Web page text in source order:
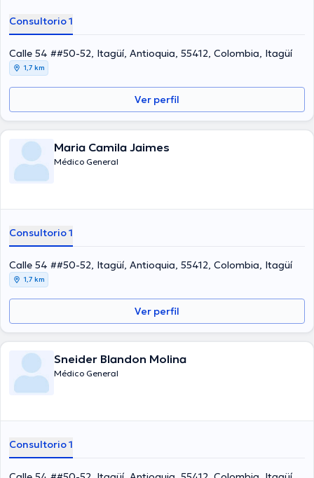
Consultorio 1
Calle 54 ##50-52, Itagüí, Antioquia, 55412, Colombia, Itagüí
1,7 km
Ver perfil
Maria Camila Jaimes
Médico General
Consultorio 1
Calle 54 ##50-52, Itagüí, Antioquia, 55412, Colombia, Itagüí
1,7 km
Ver perfil
Sneider Blandon Molina
Médico General
Consultorio 1